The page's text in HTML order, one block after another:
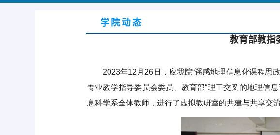
学院动态
教育部教指
2023年12 月 26 日，应我院“遥感地理信息化课程思
专业教学指导委员会委员、教育部“理工交叉的地理信
息科学系全体教师，进行了虚拟教研室的共建与共享交